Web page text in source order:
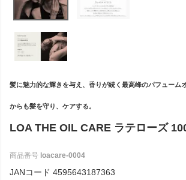
髪に魅力的な輝きを与え、香りが続く最高峰のパフューム
からも髪を守り、ケアする。
LOA THE OIL CARE ラテローズ
商品番号 loacare-0004
JANコード 4595643187363